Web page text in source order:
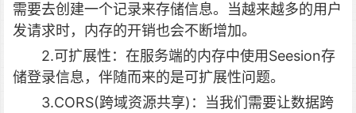
需要去创建一个记录来存储信息。当越来越多的用户
发请求时，内存的开销也会不断增加。
2.可扩展性：在服务端的内存中使用Seesion存
储登录信息，伴随而来的是可扩展性问题。
3.CORS(跨域资源共享)：当我们需要让数据跨